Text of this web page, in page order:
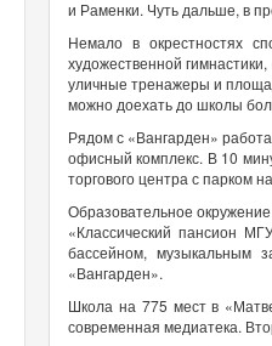
и Раменки. Чуть дальше, в
Немало в окрестностях
художественной
уличные тренажеры и
можно доехать до школы
Рядом с «Вангарден»
офисный комплекс. В 10
торгового центра с парком
Образовательное
«Классический пансион
бассейном, музыкальным
«Вангарден».
Школа на 775 мест в
современная медиатека.